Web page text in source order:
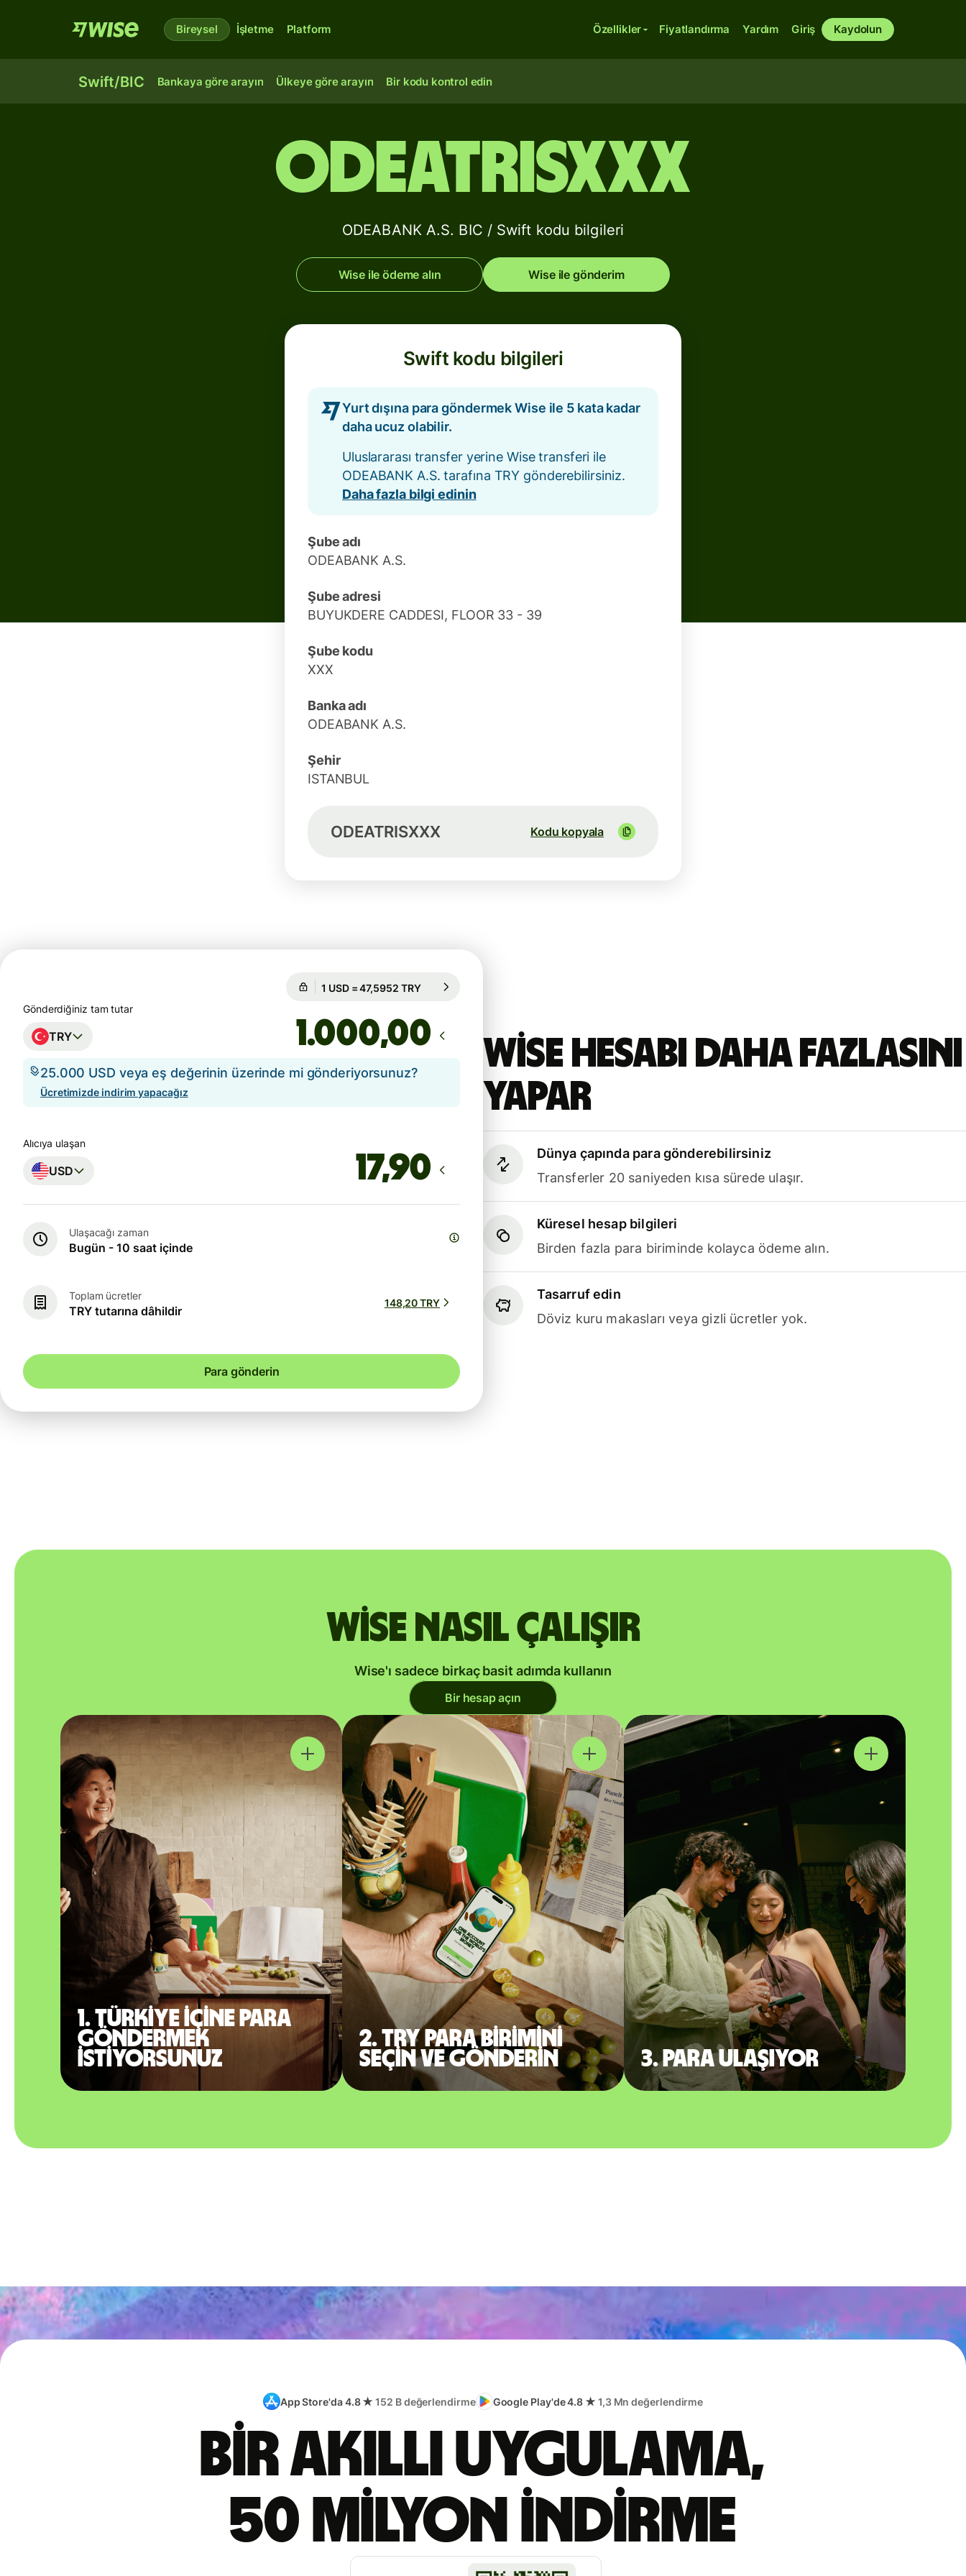
Bireysel İşletme Platform Özellikler Fiyatlandırma Yardım Giriş Kaydolun
Swift/BIC Bankaya göre arayın Ülkeye göre arayın Bir kodu kontrol edin
ODEATRISXXX
ODEABANK A.S. BIC / Swift kodu bilgileri
Wise ile ödeme alın Wise ile gönderim
Swift kodu bilgileri
Yurt dışına para göndermek Wise ile 5 kata kadar
daha ucuz olabilir.
Uluslararası transfer yerine Wise transferi ile
ODEABANK A.S. tarafına TRY gönderebilirsiniz.
Daha fazla bilgi edinin
Şube adı
ODEABANK A.S.
Şube adresi
BUYUKDERE CADDESI, FLOOR 33 - 39
Şube kodu
XXX
Banka adı
ODEABANK A.S.
Şehir
ISTANBUL
ODEATRISXXX Kodu kopyala
Wise hesabı daha fazlasını
yapar
Dünya çapında para gönderebilirsiniz
Transferler 20 saniyeden kısa sürede ulaşır.
Küresel hesap bilgileri
Birden fazla para biriminde kolayca ödeme alın.
Tasarruf edin
Döviz kuru makasları veya gizli ücretler yok.
95 sa. için garanti edilir
Gönderdiğiniz tam tutar
TRY ,00
25.000 USD veya eş değerinin üzerinde mi gönderiyorsunuz?
Ücretimizde indirim yapacağız
Alıcıya ulaşan
USD
Ulaşacağı zaman
Bugün - 10 saat içinde
Toplam ücretler
TRY tutarına dâhildir
148,20 TRY
Para gönderin
Wise nasıl çalışır
Wise'ı sadece birkaç basit adımda kullanın
Bir hesap açın
1. Türkiye içine para
göndermek
istiyorsunuz
2. TRY para birimini
seçin ve gönderin
3. Para ulaşıyor
App Store'da 4.8 ★152 B değerlendirme Google Play'de 4.8 ★ 1,3 Mn değerlendirme
Bir akıllı uygulama,
50 milyon indirme